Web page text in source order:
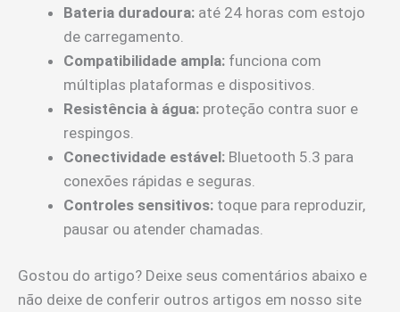
Bateria duradoura: até 24 horas com estojo
de carregamento.
Compatibilidade ampla: funciona com
múltiplas plataformas e dispositivos.
Resistência à água: proteção contra suor e
respingos.
Conectividade estável: Bluetooth 5.3 para
conexões rápidas e seguras.
Controles sensitivos: toque para reproduzir,
pausar ou atender chamadas.
Gostou do artigo? Deixe seus comentários abaixo e
não deixe de conferir outros artigos em nosso site